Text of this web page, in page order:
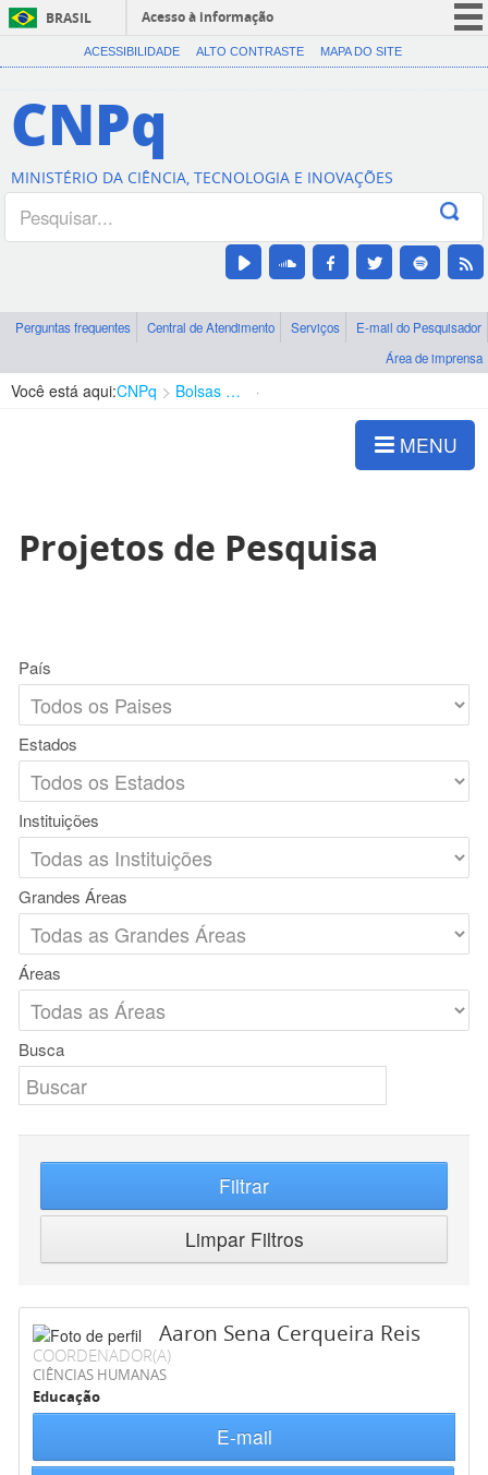
BRASIL
Acesso à informação
CORONAVÍRUS (COVID-19)
Canais
ACESSIBILIDADE ALTO CONTRASTE MAPA DO SITE
CNPq
MINISTÉRIO DA CIÊNCIA, TECNOLOGIA E INOVAÇÕES
Perguntas frequentes Central de Atendimento Serviços
E-mail do Pesquisador
Área de imprensa
Você está aqui:CNPq Bolsas e Auxílios Vigentes
MENU
Projetos de Pesquisa
País
Estados
Instituições
Grandes Áreas
Áreas
Busca
Filtrar
Limpar Filtros
Aaron Sena Cerqueira Reis
COORDENADOR(A)
CIÊNCIAS HUMANAS
Educação
E-mail